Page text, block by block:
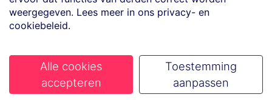
Barceló México Reforma
weergegeven. Lees meer in ons privacy- en
cookiebeleid.
Alle cookies
accepteren
Toestemming
aanpassen